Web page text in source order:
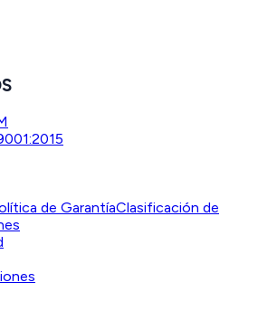
de GarantíaClasificación de